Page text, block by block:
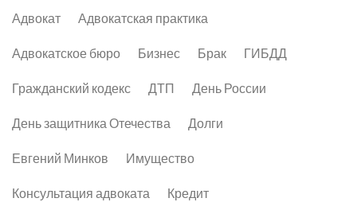
Адвокат Адвокатская практика
Адвокатское бюро Бизнес Брак ГИБДД
Гражданский кодекс ДТП День России
День защитника Отечества Долги
Евгений Минков Имущество
Консультация адвоката Кредит